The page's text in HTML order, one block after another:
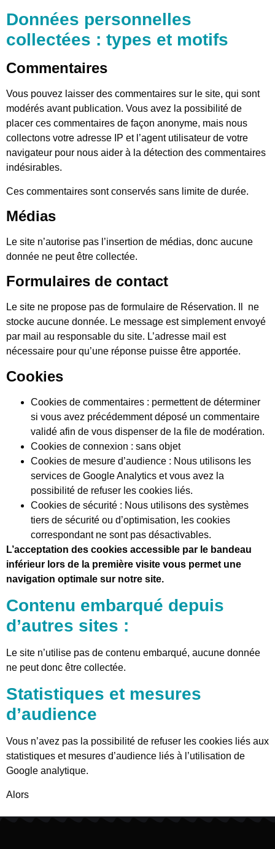
Données personnelles
collectées : types et motifs
Commentaires
Vous pouvez laisser des commentaires sur le site, qui sont
modérés avant publication. Vous avez la possibilité de
placer ces commentaires de façon anonyme, mais nous
collectons votre adresse IP et l’agent utilisateur de votre
navigateur pour nous aider à la détection des commentaires
indésirables.
Ces commentaires sont conservés sans limite de durée.
Médias
Le site n’autorise pas l’insertion de médias, donc aucune
donnée ne peut être collectée.
Formulaires de contact
Le site ne propose pas de formulaire de Réservation. Il ne
stocke aucune donnée. Le message est simplement envoyé
par mail au responsable du site. L’adresse mail est
nécessaire pour qu’une réponse puisse être apportée.
Cookies
Cookies de commentaires : permettent de déterminer
si vous avez précédemment déposé un commentaire
validé afin de vous dispenser de la file de modération.
Cookies de connexion : sans objet
Cookies de mesure d’audience : Nous utilisons les
services de Google Analytics et vous avez la
possibilité de refuser les cookies liés.
Cookies de sécurité : Nous utilisons des systèmes
tiers de sécurité ou d’optimisation, les cookies
correspondant ne sont pas désactivables.
L’acceptation des cookies accessible par le bandeau
inférieur lors de la première visite vous permet une
navigation optimale sur notre site.
Contenu embarqué depuis
d’autres sites :
Le site n’utilise pas de contenu embarqué, aucune donnée
ne peut donc être collectée.
Statistiques et mesures
d’audience
Vous n’avez pas la possibilité de refuser les cookies liés aux
statistiques et mesures d’audience liés à l’utilisation de
Google analytique.
Alors